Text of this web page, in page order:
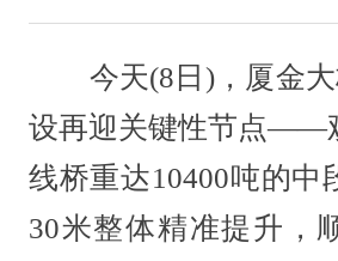
今天(8日)，厦金大
设再迎关键性节点——
线桥重达10400吨的中
30米整体精准提升，